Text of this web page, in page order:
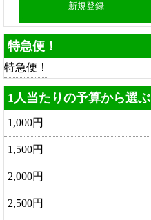
新規登録
特急便！
特急便！
1人当たりの予算から選ぶ
1,000円
1,500円
2,000円
2,500円